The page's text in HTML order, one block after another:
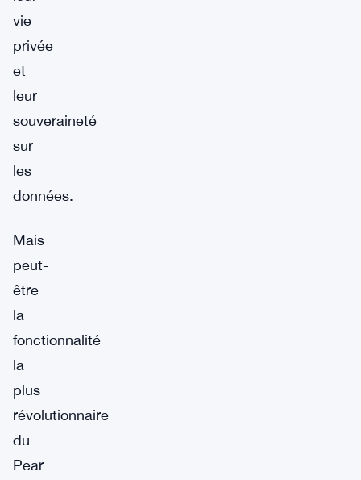
vie
privée
et
leur
souveraineté
sur
les
données.
Mais
peut-
être
la
fonctionnalité
la
plus
révolutionnaire
du
Pear